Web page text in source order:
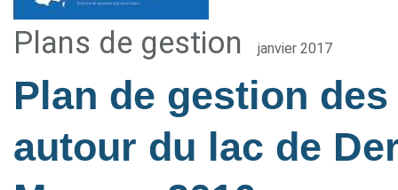
Plans de gestion janvier 2017
Plan de gestion
autour du lac de